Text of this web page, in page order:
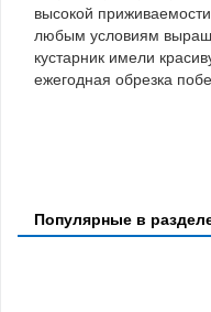
высокой
любым условиям
кустарник имели
ежегодная обрезка
Популярные в